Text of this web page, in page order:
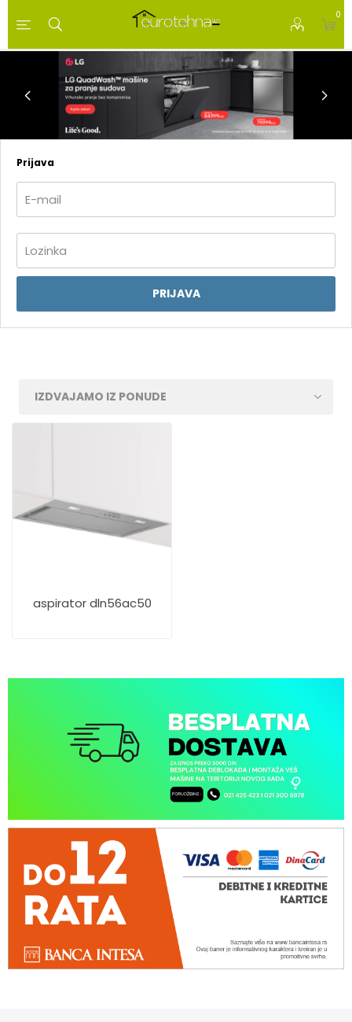
0
Prijava
PRIJAVA
aspirator dln56ac50